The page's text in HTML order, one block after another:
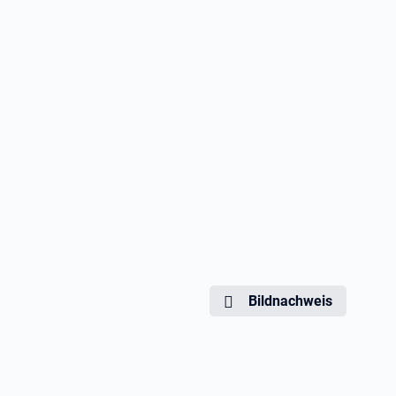
Bildnachweis